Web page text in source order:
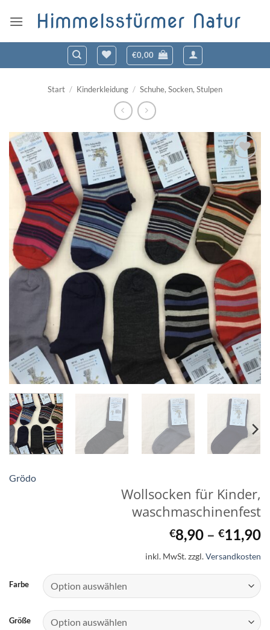
Inhalt
Himmelsstürmer Natur
€0,00
Start / Kinderkleidung / Schuhe, Socken, Stulpen
Zum
Wunschzettel
hinzufügen
Grödo
Wollsocken für Kinder,
waschmaschinenfest
€8,90 – €11,90
inkl. MwSt.zzgl.Versandkosten
Farbe
Größe